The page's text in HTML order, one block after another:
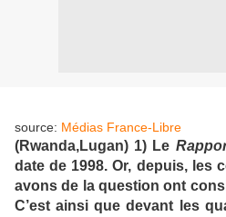
source: Médias France-Libre
(Rwanda,Lugan) 1) Le
date de 1998. Or, depuis, les
avons de la question ont
C’est ainsi que devant les